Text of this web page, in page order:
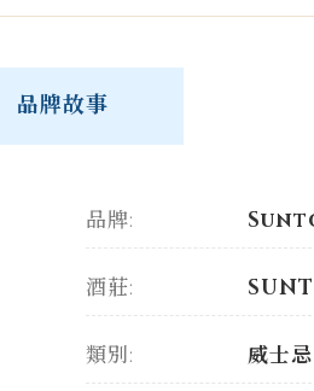
品牌故事
品牌:
酒莊:
類別: 威士忌